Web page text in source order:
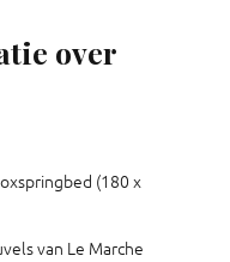
over
(180 x
van Le Marche